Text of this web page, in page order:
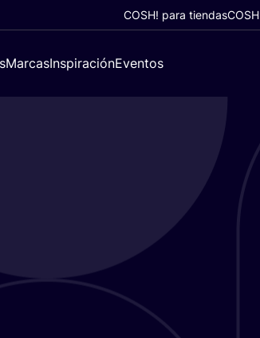
COSH! para tiendas
MarcasInspiraciónEventos